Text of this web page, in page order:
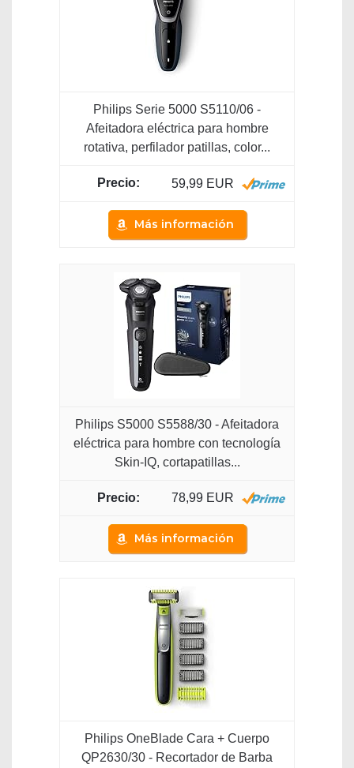
Philips Serie 5000 S5110/06 -
Afeitadora eléctrica para hombre
rotativa, perfilador patillas, color...
59,99 EUR
Más información
Philips S5000 S5588/30 - Afeitadora
eléctrica para hombre con tecnología
Skin-IQ, cortapatillas...
78,99 EUR
Más información
Philips OneBlade Cara + Cuerpo
QP2630/30 - Recortador de Barba